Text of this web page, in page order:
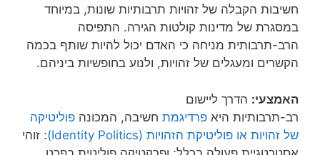
חשיבות הקבלה של זהויות תרבותיות שונות, במיוחד
במסגרת של מדינות קולטות הגירה. התפיסה
הרב-תרבותית מניחה כי האדם יכול להיות שותף בכמה
הקשרים ומעגלים של זהויות, ולנוע בחופשיות ביניהם.
האמצעי: הדרך ליישום
רב-תרבותיות היא פרדיגמת חשיבה, המכונה פוליטיקה
של זהויות או פוליטיקת הזהויות (Identity Politics)
: זוהי